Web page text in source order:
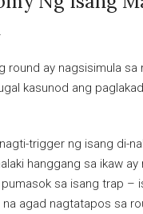
round ay nagsisimula sa
kasunod ang
trigger ng isang di-
hanggang sa ikaw
sa isang trap –
agad nagtatapos sa